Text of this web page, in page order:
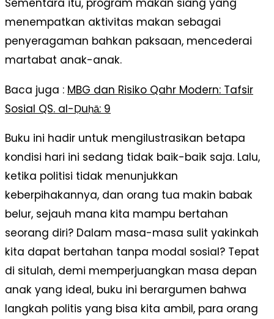
Sementara itu, program makan siang yang
menempatkan aktivitas makan sebagai
penyeragaman bahkan paksaan, mencederai
martabat anak-anak.
Baca juga : MBG dan Risiko Qahr Modern: Tafsir
Sosial QS. al-Ḍuḥā: 9
Buku ini hadir untuk mengilustrasikan betapa
kondisi hari ini sedang tidak baik-baik saja. Lalu,
ketika politisi tidak menunjukkan
keberpihakannya, dan orang tua makin babak
belur, sejauh mana kita mampu bertahan
seorang diri? Dalam masa-masa sulit yakinkah
kita dapat bertahan tanpa modal sosial? Tepat
di situlah, demi memperjuangkan masa depan
anak yang ideal, buku ini berargumen bahwa
langkah politis yang bisa kita ambil, para orang